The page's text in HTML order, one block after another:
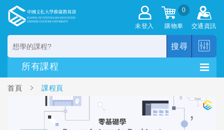
未登入
0
購物車 交通資訊
搜尋
首頁 課程頁